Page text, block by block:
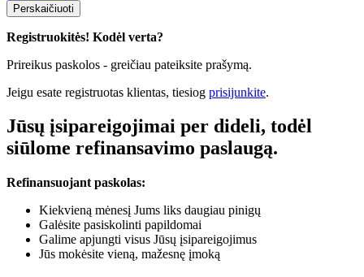
Perskaičiuoti
Registruokitės! Kodėl verta?
Prireikus paskolos - greičiau pateiksite prašymą.
Jeigu esate registruotas klientas, tiesiog prisijunkite.
Jūsų įsipareigojimai per dideli, todėl
siūlome refinansavimo paslaugą.
Refinansuojant paskolas:
Kiekvieną mėnesį Jums liks daugiau pinigų
Galėsite pasiskolinti papildomai
Galime apjungti visus Jūsų įsipareigojimus
Jūs mokėsite vieną, mažesnę įmoką